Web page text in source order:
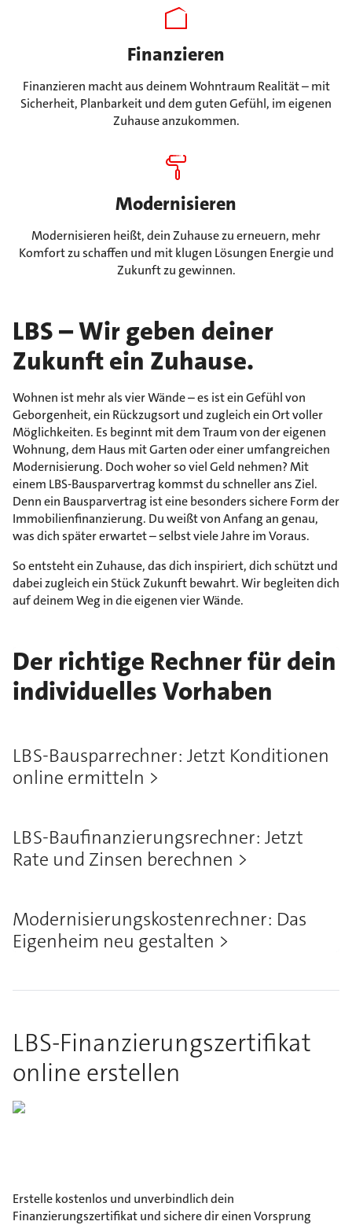
Finanzieren
Finanzieren macht aus deinem Wohntraum Realität – mit
Sicherheit, Planbarkeit und dem guten Gefühl, im eigenen
Zuhause anzukommen.
Modernisieren
Modernisieren heißt, dein Zuhause zu erneuern, mehr
Komfort zu schaffen und mit klugen Lösungen Energie und
Zukunft zu gewinnen.
LBS – Wir geben deiner
Zukunft ein Zuhause.
Wohnen ist mehr als vier Wände – es ist ein Gefühl von
Geborgenheit, ein Rückzugsort und zugleich ein Ort voller
Möglichkeiten. Es beginnt mit dem Traum von der eigenen
Wohnung, dem Haus mit Garten oder einer umfangreichen
Modernisierung. Doch woher so viel Geld nehmen? Mit
einem LBS-Bausparvertrag kommst du schneller ans Ziel.
Denn ein Bausparvertrag ist eine besonders sichere Form der
Immobilienfinanzierung. Du weißt von Anfang an genau,
was dich später erwartet – selbst viele Jahre im Voraus.
So entsteht ein Zuhause, das dich inspiriert, dich schützt und
dabei zugleich ein Stück Zukunft bewahrt. Wir begleiten dich
auf deinem Weg in die eigenen vier Wände.
Der richtige Rechner für dein
individuelles Vorhaben
LBS-Bausparrechner: Jetzt Konditionen
online ermitteln
LBS-Baufinanzierungsrechner: Jetzt
Rate und Zinsen berechnen
Modernisierungskostenrechner: Das
Eigenheim neu gestalten
LBS-Finanzierungszertifikat
online erstellen
Erstelle kostenlos und unverbindlich dein
Finanzierungszertifikat und sichere dir einen Vorsprung